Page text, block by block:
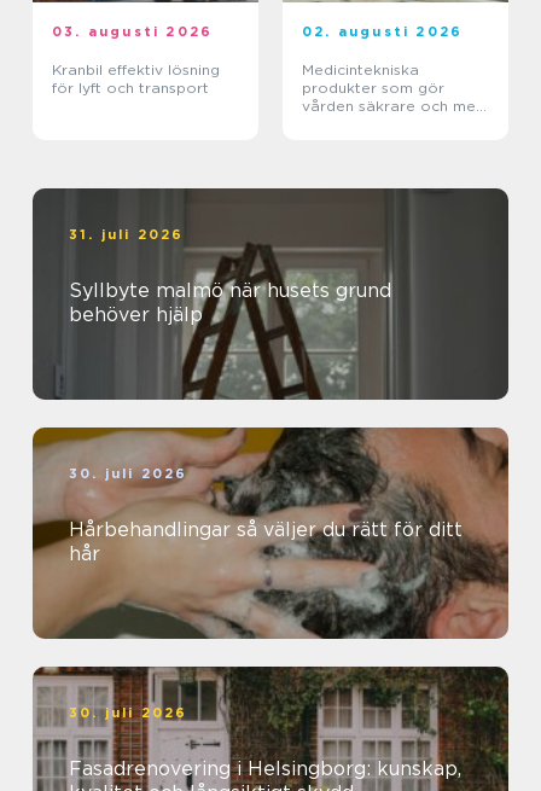
03. augusti 2026
Kranbil effektiv lösning
för lyft och transport
02. augusti 2026
Medicintekniska
produkter som gör
vården säkrare och mer
31. juli 2026
Syllbyte malmö när husets grund
behöver hjälp
30. juli 2026
Hårbehandlingar så väljer du rätt för ditt
hår
30. juli 2026
Fasadrenovering i Helsingborg: kunskap,